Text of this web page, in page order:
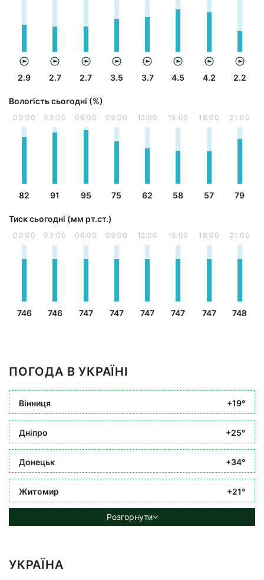
2.9 2.7 2.7 3.5 3.7 4.5 4.2 2.2
Вологість сьогодні (%)
00:00
82
03:00
91
06:00
95
09:00
75
12:00
62
15:00
58
18:00
57
21:00
79
Тиск сьогодні (мм рт.ст.)
00:00
746
03:00
746
06:00
747
09:00
747
12:00
747
15:00
747
18:00
747
21:00
748
ПОГОДА В УКРАЇНІ
Вінниця +19°
Дніпро +25°
Донецьк +34°
Житомир +21°
Розгорнути
УКРАЇНА